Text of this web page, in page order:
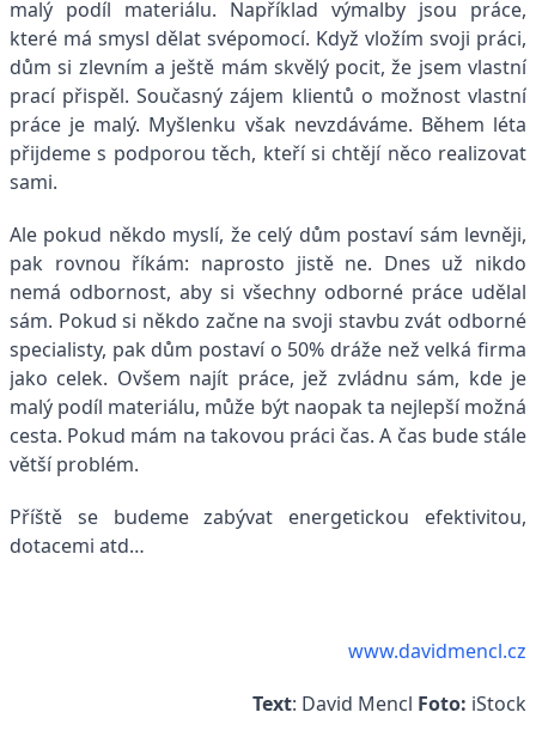
malý podíl materiálu. Například výmalby jsou práce,
které má smysl dělat svépomocí. Když vložím svoji práci,
dům si zlevním a ještě mám skvělý pocit, že jsem vlastní
prací přispěl. Současný zájem klientů o možnost vlastní
práce je malý. Myšlenku však nevzdáváme. Během léta
přijdeme s podporou těch, kteří si chtějí něco realizovat
sami.
Ale pokud někdo myslí, že celý dům postaví sám levněji,
pak rovnou říkám: naprosto jistě ne. Dnes už nikdo
nemá odbornost, aby si všechny odborné práce udělal
sám. Pokud si někdo začne na svoji stavbu zvát odborné
specialisty, pak dům postaví o 50% dráže než velká firma
jako celek. Ovšem najít práce, jež zvládnu sám, kde je
malý podíl materiálu, může být naopak ta nejlepší možná
cesta. Pokud mám na takovou práci čas. A čas bude stále
větší problém.
Příště se budeme zabývat energetickou efektivitou,
dotacemi atd…
www.davidmencl.cz
Text: David Mencl Foto: iStock